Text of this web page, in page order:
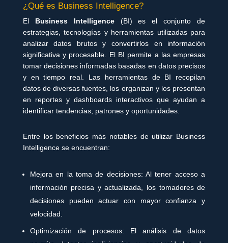
¿Qué es Business Intelligence?
El Business Intelligence(BI) es el conjunto de
estrategias, tecnologías y herramientas utilizadas para
analizar datos brutos y convertirlos en información
significativa y procesable. El BI permite a las empresas
tomar decisiones informadas basadas en datos precisos
y en tiempo real. Las herramientas de BI recopilan
datos de diversas fuentes, los organizan y los presentan
en reportes y dashboards interactivos que ayudan a
identificar tendencias, patrones y oportunidades.
Entre los beneficios más notables de utilizar Business
Intelligence se encuentran:
Mejora en la toma de decisiones: Al tener acceso a
información precisa y actualizada, los tomadores de
decisiones pueden actuar con mayor confianza y
velocidad.
Optimización de procesos: El análisis de datos